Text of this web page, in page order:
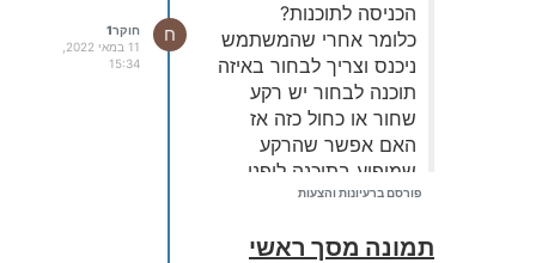
הכניסה לתוכנות?
כלומר אחרי שהמשתמש
ניכנס וצריך לבחור באיזה
תוכנה לבחור יש רקע
שחור או כחול כזה אז
האם אפשר שהרקע
שמופיע בתוכנה ליפני
כניסת המשתמש וגם
שם ?
פורסם ברעיונות והצעות
ח
חוקר1
15:34
תמונה מסך ראשי